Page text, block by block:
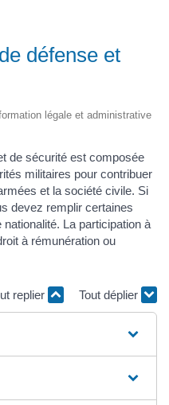
défense et
légale et administrative
de sécurité est composée
militaires pour contribuer
et la société civile. Si
devez remplir certaines
La participation à
à rémunération ou
replier Tout déplier